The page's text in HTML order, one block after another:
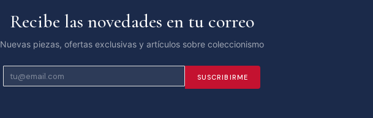
Recibe las novedades en tu correo
Nuevas piezas, ofertas exclusivas y artículos sobre coleccionismo
SUSCRIBIRME